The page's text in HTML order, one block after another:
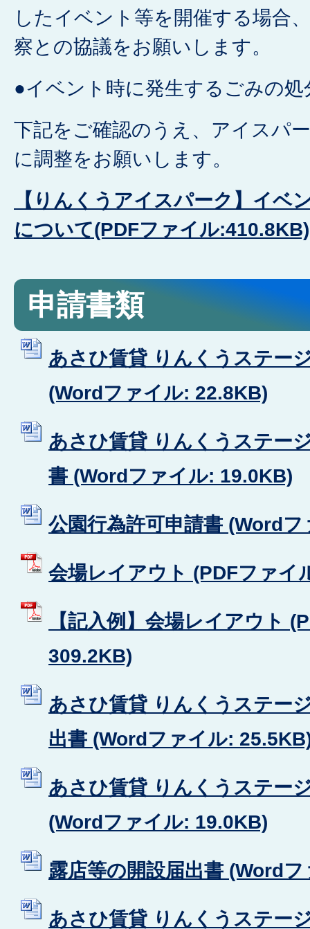
したイベント等を開催する場合
察との協議をお願いします。
●イベント時に発生するごみの
下記をご確認のうえ、アイスパ
に調整をお願いします。
【りんくうアイスパーク】イベ
について(PDFファイル:410.8KB)
申請書類
あさひ賃貸 りんくうステー
(Wordファイル: 22.8KB)
あさひ賃貸 りんくうステー
書 (Wordファイル: 19.0KB)
公園行為許可申請書 (Word
会場レイアウト (PDFファイ
【記入例】会場レイアウト
309.2KB)
あさひ賃貸 りんくうステー
出書 (Wordファイル:
あさひ賃貸 りんくうステー
(Wordファイル: 19.0KB)
露店等の開設届出書 (Word
あさひ賃貸 りんくうステー